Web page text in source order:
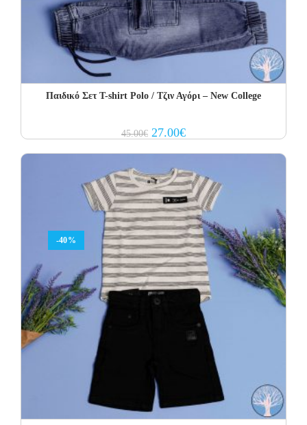
Παιδικό Σετ Τ-shirt Polo / Τζιν Αγόρι – New College
45.00€ Original
price
27.00€Current
price
-40%